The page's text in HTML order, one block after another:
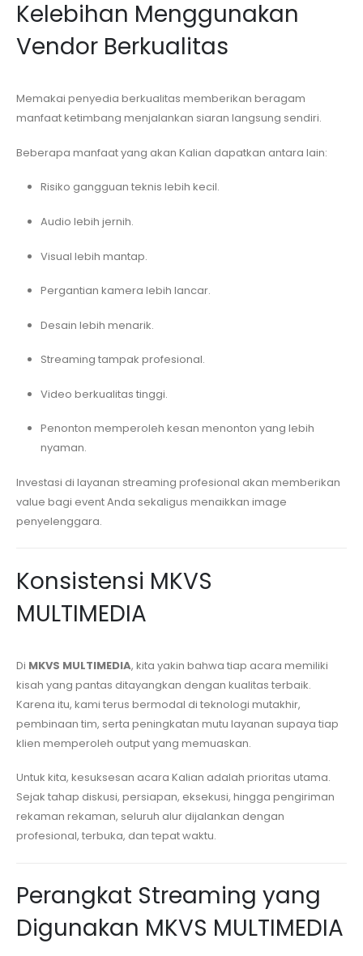
Kelebihan Menggunakan
Vendor Berkualitas
Memakai penyedia berkualitas memberikan beragam
manfaat ketimbang menjalankan siaran langsung sendiri.
Beberapa manfaat yang akan Kalian dapatkan antara lain:
Risiko gangguan teknis lebih kecil.
Audio lebih jernih.
Visual lebih mantap.
Pergantian kamera lebih lancar.
Desain lebih menarik.
Streaming tampak profesional.
Video berkualitas tinggi.
Penonton memperoleh kesan menonton yang lebih
nyaman.
Investasi di layanan streaming profesional akan memberikan
value bagi event Anda sekaligus menaikkan image
penyelenggara.
Konsistensi MKVS
MULTIMEDIA
Di MKVS MULTIMEDIA, kita yakin bahwa tiap acara memiliki
kisah yang pantas ditayangkan dengan kualitas terbaik.
Karena itu, kami terus bermodal di teknologi mutakhir,
pembinaan tim, serta peningkatan mutu layanan supaya tiap
klien memperoleh output yang memuaskan.
Untuk kita, kesuksesan acara Kalian adalah prioritas utama.
Sejak tahap diskusi, persiapan, eksekusi, hingga pengiriman
rekaman rekaman, seluruh alur dijalankan dengan
profesional, terbuka, dan tepat waktu.
Perangkat Streaming yang
Digunakan MKVS MULTIMEDIA